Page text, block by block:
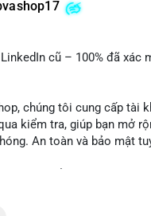
cũ – 100% đã xác
chúng tôi cung cấp tài
kiểm tra, giúp bạn mở
An toàn và bảo mật